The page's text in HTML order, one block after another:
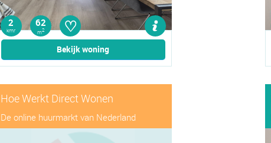
2
kmr
62
m2 ♡
Bekijk woning
Hoe Werkt Direct Wonen
De online huurmarkt van Nederland